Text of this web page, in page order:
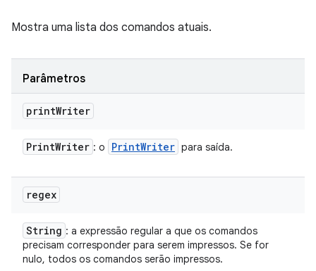
Mostra uma lista dos comandos atuais.
Parâmetros
printWriter
PrintWriter : o PrintWriter para saída.
regex
String : a expressão regular a que os comandos
precisam corresponder para serem impressos. Se for
nulo, todos os comandos serão impressos.